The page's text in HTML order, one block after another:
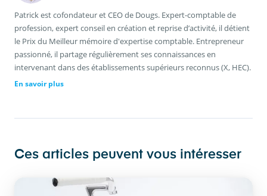
Patrick est cofondateur et CEO de Dougs. Expert-comptable de
profession, expert conseil en création et reprise d’activité, il détient
le Prix du Meilleur mémoire d'expertise comptable. Entrepreneur
passionné, il partage régulièrement ses connaissances en
intervenant dans des établissements supérieurs reconnus (X, HEC).
En savoir plus
Ces articles peuvent vous intéresser